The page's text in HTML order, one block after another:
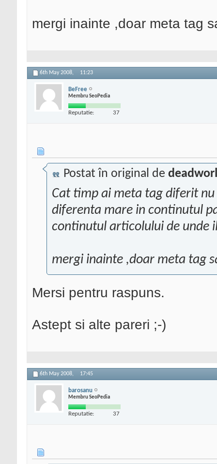
mergi inainte ,doar meta tag
6th May 2008, 11:23
BeFree
Membru SeoPedia
Reputatie: 37
Postat în original de
Cat timp ai meta tag diferit
diferenta mare in continutul
continutul articolului de unde
mergi inainte ,doar meta tag
Mersi pentru raspuns.
Astept si alte pareri ;-)
6th May 2008, 17:45
barosanu
Membru SeoPedia
Reputatie: 37